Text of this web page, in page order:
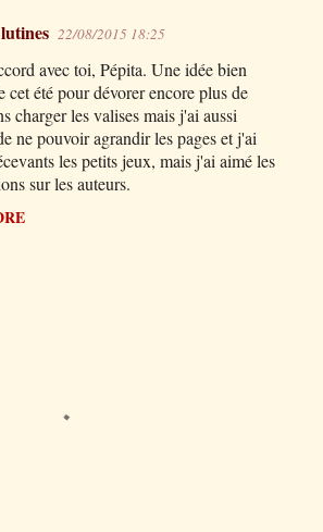
22/08/2015 18:25
avec toi, Pépita. Une idée bien
cet été pour dévorer encore plus de
charger les valises mais j'ai aussi
ne pouvoir agrandir les pages et j'ai
les petits jeux, mais j'ai aimé les
sur les auteurs.